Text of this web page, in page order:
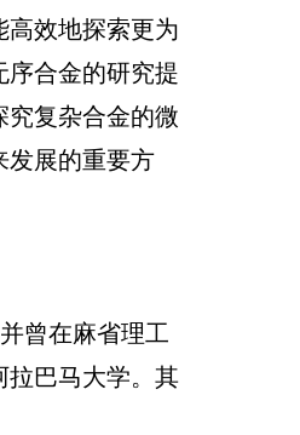
高效地探索更为
序合金的研究提
究复杂合金的微
发展的重要方
曾在麻省理工
拉巴马大学。其